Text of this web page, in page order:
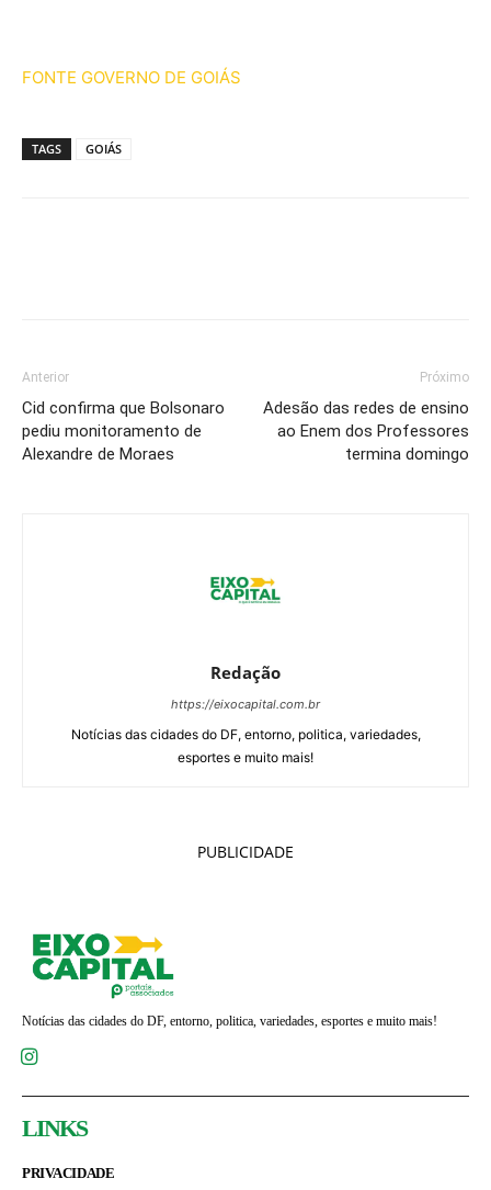
FONTE GOVERNO DE GOIÁS
TAGS GOIÁS
Anterior
Cid confirma que Bolsonaro
pediu monitoramento de
Alexandre de Moraes
Próximo
Adesão das redes de ensino
ao Enem dos Professores
termina domingo
Redação
https://eixocapital.com.br
Notícias das cidades do DF, entorno, politica, variedades,
esportes e muito mais!
PUBLICIDADE
Notícias das cidades do DF, entorno, politica, variedades, esportes e muito mais!
LINKS
PRIVACIDADE